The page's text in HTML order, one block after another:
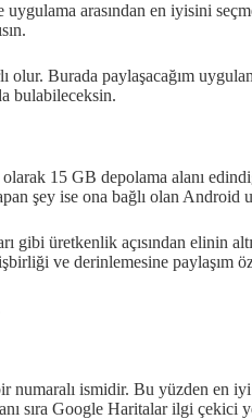
arasından en iyisini
olur. Burada paylaşacağım
bulabileceksin.
15 GB depolama alanı
şey ise ona bağlı olan Android
gibi üretkenlik açısından elinin
ve derinlemesine
numaralı ismidir. Bu yüzden en
sıra Google Haritalar ilgi çekici